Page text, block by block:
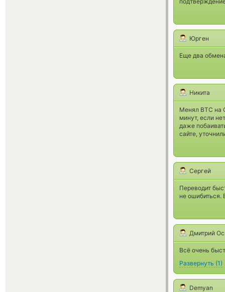
Юрген
Еще два
Никита
Менял ВТС на
минут, если
даже
сайте,
Сергей
Переводит
не ошибиться.
Дмитрий
Всё очень
Развернуть (1)
Demyan